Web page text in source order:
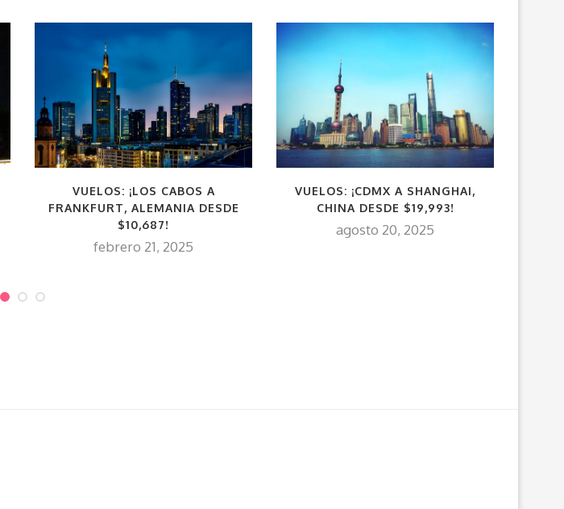
VUELOS: ¡LOS CABOS A
FRANKFURT, ALEMANIA DESDE
$10,687!
febrero 21, 2025
VUELOS: ¡CDMX A SHANGHAI,
CHINA DESDE $19,993!
agosto 20, 2025